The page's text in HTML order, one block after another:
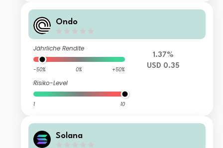
Ondo
Jährliche Rendite
-50% 0% +50%
Risiko-Level
1 10
1.37%
USD 0.35
Solana